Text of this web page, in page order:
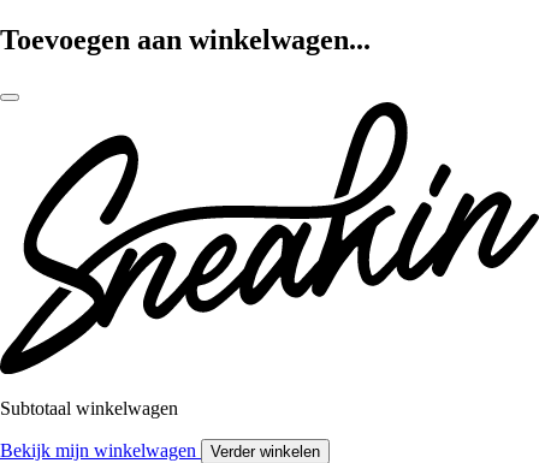
Toevoegen aan winkelwagen...
Subtotaal winkelwagen
Bekijk mijn winkelwagen Verder winkelen